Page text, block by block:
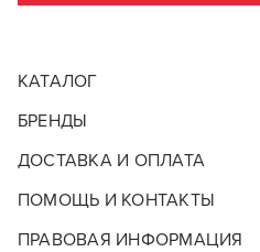
КАТАЛОГ
БРЕНДЫ
ДОСТАВКА И ОПЛАТА
ПОМОЩЬ И КОНТАКТЫ
ПРАВОВАЯ ИНФОРМАЦИЯ